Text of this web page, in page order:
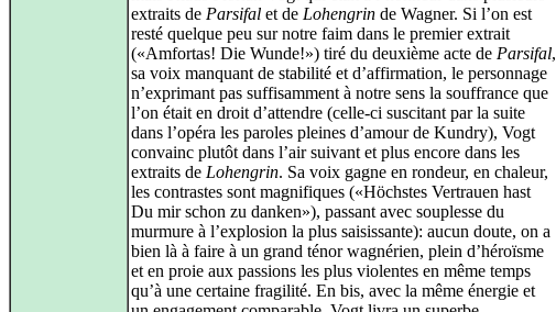
extraits de Parsifal et de Lohengrin de Wagner. Si l’on est
resté quelque peu sur notre faim dans le premier extrait
(«Amfortas! Die Wunde!») tiré du deuxième acte de Parsifal,
sa voix manquant de stabilité et d’affirmation, le personnage
n’exprimant pas suffisamment à notre sens la souffrance que
l’on était en droit d’attendre (celle-ci suscitant par la suite
dans l’opéra les paroles pleines d’amour de Kundry), Vogt
convainc plutôt dans l’air suivant et plus encore dans les
extraits de Lohengrin. Sa voix gagne en rondeur, en chaleur,
les contrastes sont magnifiques («Höchstes Vertrauen hast
Du mir schon zu danken»), passant avec souplesse du
murmure à l’explosion la plus saisissante): aucun doute, on a
bien là à faire à un grand ténor wagnérien, plein d’héroïsme
et en proie aux passions les plus violentes en même temps
qu’à une certaine fragilité. En bis, avec la même énergie et